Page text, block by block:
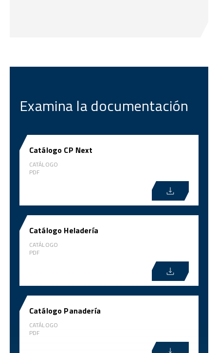
Examina la documentación
Catálogo CP Next
CATÁLOGO
PDF
Catálogo Heladería
CATÁLOGO
PDF
Catálogo Panadería
CATÁLOGO
PDF